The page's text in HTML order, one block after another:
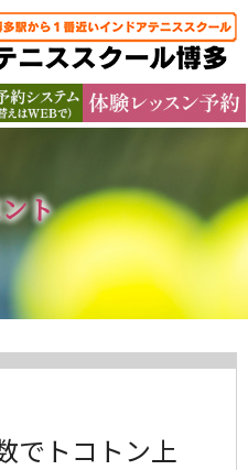
ト
でトコトン上